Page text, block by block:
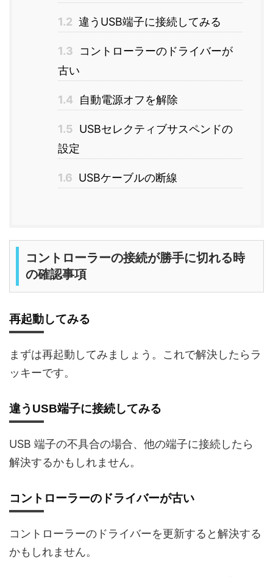
1.2 違うUSB端子に接続してみる
1.3
コントローラーのドライバーが
古い
1.4 自動電源オフを解除
1.5 USBセレクティブサスペンドの
設定
1.6 USBケーブルの断線
コントローラーの接続が勝手に切れる時
の確認事項
再起動してみる
まずは再起動してみましょう。これで解決したらラ
ッキーです。
違うUSB端子に接続してみる
USB 端子の不具合の場合、他の端子に接続したら
解決するかもしれません。
コントローラーのドライバーが古い
コントローラーのドライバーを更新すると解決する
かもしれません。